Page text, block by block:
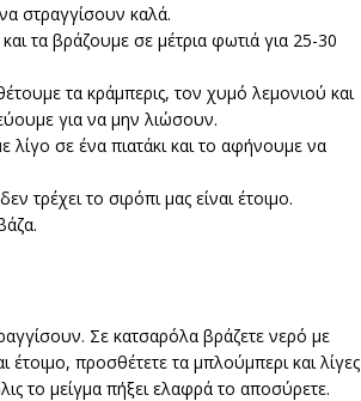
στραγγίσουν καλά.
τα βράζουμε σε μέτρια φωτιά για 25-30
τα κράμπερις, τον χυμό λεμονιού και
για να μην λιώσουν.
λίγο σε ένα πιατάκι και το αφήνουμε να
τρέχει το σιρόπι μας είναι έτοιμο.
Σε κατσαρόλα βράζετε νερό με
έτοιμο, προσθέτετε τα μπλούμπερι και λίγες
το μείγμα πήξει ελαφρά το αποσύρετε.